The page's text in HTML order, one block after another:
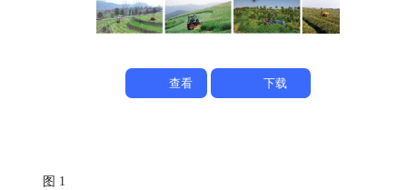
查看 下载
图 1